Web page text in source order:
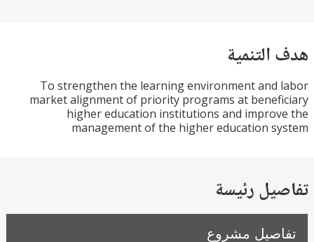
To strengthen the learning environment
market alignment of priority programs at
higher education institutions and
management of the higher education
رئيسة
مشروع